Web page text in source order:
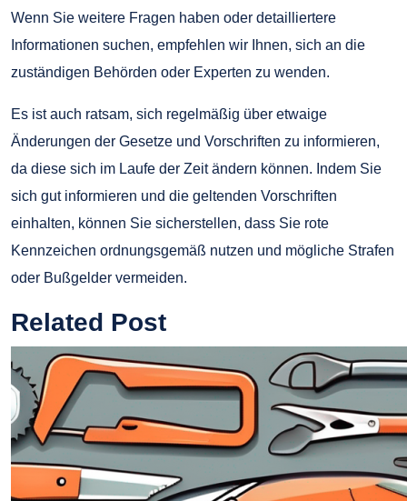
Wenn Sie weitere Fragen haben oder detailliertere
Informationen suchen, empfehlen wir Ihnen, sich an die
zuständigen Behörden oder Experten zu wenden.
Es ist auch ratsam, sich regelmäßig über etwaige
Änderungen der Gesetze und Vorschriften zu informieren,
da diese sich im Laufe der Zeit ändern können. Indem Sie
sich gut informieren und die geltenden Vorschriften
einhalten, können Sie sicherstellen, dass Sie rote
Kennzeichen ordnungsgemäß nutzen und mögliche Strafen
oder Bußgelder vermeiden.
Related Post